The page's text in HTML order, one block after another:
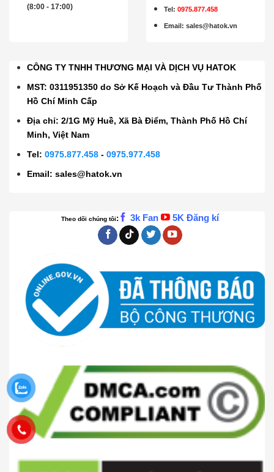
(8:00 - 17:00)
Tel: 0975.877.458
Email:sales@hatok.vn
CÔNG TY TNHH THƯƠNG MẠI VÀ DỊCH VỤ HATOK
MST: 0311951350 do Sở Kế Hoạch và Đầu Tư Thành Phố
Hồ Chí Minh Cấp
Địa chỉ: 2/1G Mỹ Huề, Xã Bà Điểm, Thành Phố Hồ Chí
Minh, Việt Nam
Tel:0975.877.458 -0975.977.458
Email:sales@hatok.vn
Theo dõi chúng tôi: 3k Fan 5K Đăng kí